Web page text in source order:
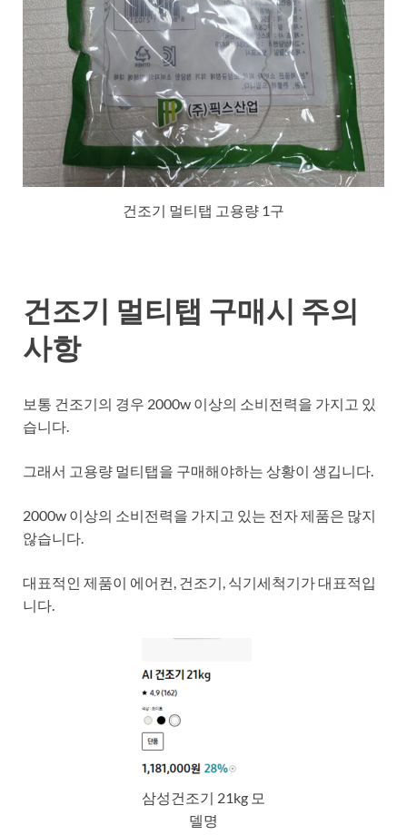
건조기 멀티탭 고용량 1구
건조기 멀티탭 구매시 주의
사항
보통 건조기의 경우 2000w 이상의 소비전력을 가지고 있
습니다.
그래서 고용량 멀티탭을 구매해야하는 상황이 생깁니다.
2000w 이상의 소비전력을 가지고 있는 전자 제품은 많지
않습니다.
대표적인 제품이 에어컨, 건조기, 식기세척기가 대표적입
니다.
삼성건조기 21kg 모
델명